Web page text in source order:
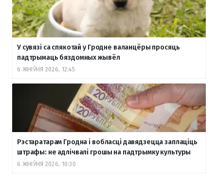
У сувязі са спякотай у Гродне валанцёры просяць
падтрымаць бяздомных жывёл
6 ЖНІЎНЯ 2026, 12:45
Рэстаратарам Гродна і вобласці давядзецца заплаціць
штрафы: не адлічвалі грошы на падтрымку культуры
6 ЖНІЎНЯ 2026, 10:30